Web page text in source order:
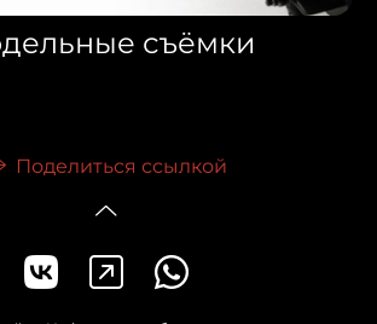
съёмки
Поделиться ссылкой